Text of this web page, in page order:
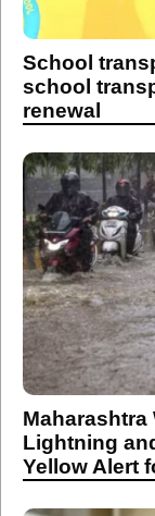
School
school
renewal
Maharashtra
Lightning
Yellow Alert